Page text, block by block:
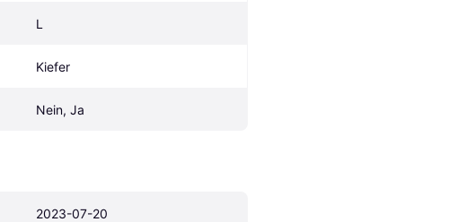
L
Kiefer
Nein, Ja
2023-07-20